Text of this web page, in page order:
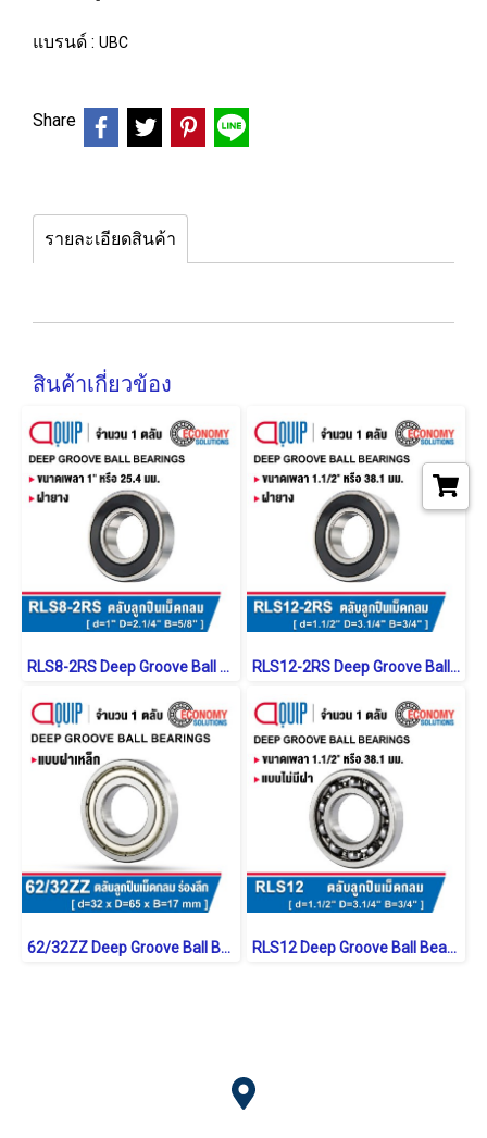
แบรนด์ : UBC
Share
รายละเอียดสินค้า
สินค้าเกี่ยวข้อง
RLS8-2RS Deep Groove Ball Bearings inch. Seal Type RLS12-2RS Deep Groove Ball Bearings inch. Seal Type
62/32ZZ Deep Groove Ball Bearings Shield Type RLS12 Deep Groove Ball Bearings inch. Open Type